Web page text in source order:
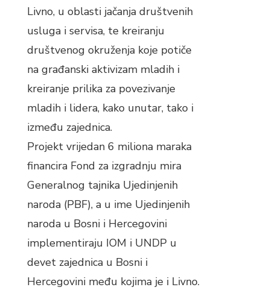
Livno, u oblasti jačanja društvenih
usluga i servisa, te kreiranju
društvenog okruženja koje potiče
na građanski aktivizam mladih i
kreiranje prilika za povezivanje
mladih i lidera, kako unutar, tako i
između zajednica.
Projekt vrijedan 6 miliona maraka
financira Fond za izgradnju mira
Generalnog tajnika Ujedinjenih
naroda (PBF), a u ime Ujedinjenih
naroda u Bosni i Hercegovini
implementiraju IOM i UNDP u
devet zajednica u Bosni i
Hercegovini među kojima je i Livno.